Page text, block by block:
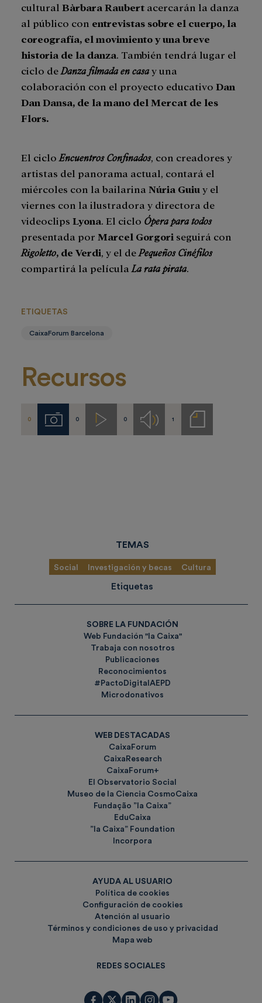
cultural Bàrbara Raubert acercarán la danza
al público con entrevistas sobre el cuerpo, la
coreografía, el movimiento y una breve
historia de la danza. También tendrá lugar el
ciclo deDanza filmada en casay una
colaboración con el proyecto educativo Dan
Dan Dansa, de la mano del Mercat de les
Flors.
El ciclo Encuentros Confinados, con creadores y
artistas del panorama actual, contará el
miércoles con la bailarina Núria Guiu y el
viernes con la ilustradora y directora de
videoclips Lyona. El ciclo Ópera para todos
presentada por Marcel Gorgori seguirá con
Rigoletto, de Verdi, y el dePequeños Cinéfilos
compartirá la película La rata pirata.
ETIQUETAS
CaixaForum Barcelona
Recursos
0 Imágenes
0 Videos
0 Audios1
Notas
de
TEMAS
Social Investigación y becas Cultura
Etiquetas
SOBRE LA FUNDACIÓN
Web Fundación "la Caixa"
Trabaja con nosotros
Publicaciones
Reconocimientos
#PactoDigitalAEPD
Microdonativos
WEB DESTACADAS
CaixaForum
CaixaResearch
CaixaForum+
El Observatorio Social
Museo de la Ciencia CosmoCaixa
Fundação ”la Caixa”
EduCaixa
”la Caixa” Foundation
Incorpora
AYUDA AL USUARIO
Política de cookies
Configuración de cookies
Atención al usuario
Términos y condiciones de uso y privacidad
Mapa web
REDES SOCIALES